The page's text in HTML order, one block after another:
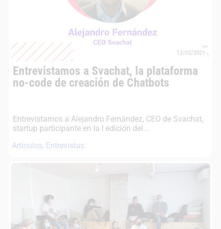
12/02/2021
Entrevistamos a Svachat, la plataforma
no-code de creación de Chatbots
Entrevistamos a Alejandro Fernández, CEO de Svachat,
startup participante en la I edición del...
Artículos, Entrevistas